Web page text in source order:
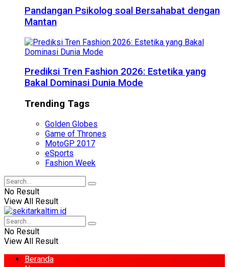
Pandangan Psikolog soal Bersahabat dengan
Mantan
Prediksi Tren Fashion 2026: Estetika yang
Bakal Dominasi Dunia Mode
Trending Tags
Golden Globes
Game of Thrones
MotoGP 2017
eSports
Fashion Week
No Result
View All Result
No Result
View All Result
Beranda